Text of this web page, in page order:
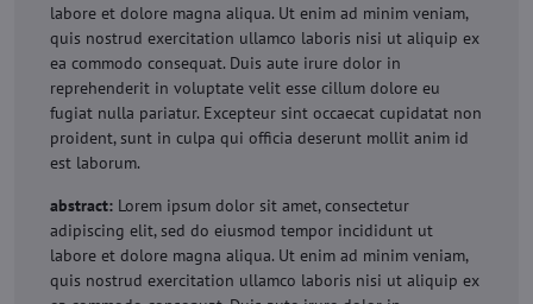
labore et dolore magna aliqua. Ut enim ad minim veniam,
quis nostrud exercitation ullamco laboris nisi ut aliquip ex
ea commodo consequat. Duis aute irure dolor in
reprehenderit in voluptate velit esse cillum dolore eu
fugiat nulla pariatur. Excepteur sint occaecat cupidatat non
proident, sunt in culpa qui officia deserunt mollit anim id
est laborum.
abstract: Lorem ipsum dolor sit amet, consectetur
adipiscing elit, sed do eiusmod tempor incididunt ut
labore et dolore magna aliqua. Ut enim ad minim veniam,
quis nostrud exercitation ullamco laboris nisi ut aliquip ex